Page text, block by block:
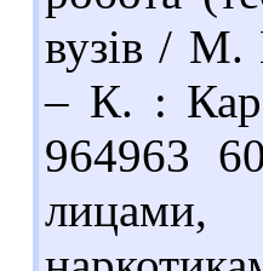
вузів /
– К. :
964963